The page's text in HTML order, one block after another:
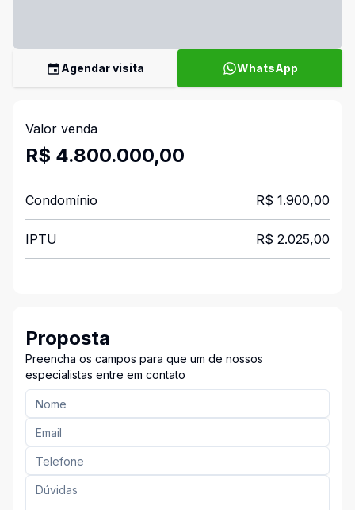
Agendar visita WhatsApp
Valor venda
R$ 4.800.000,00
Condomínio R$ 1.900,00
IPTU R$ 2.025,00
Proposta
Preencha os campos para que um de nossos
especialistas entre em contato